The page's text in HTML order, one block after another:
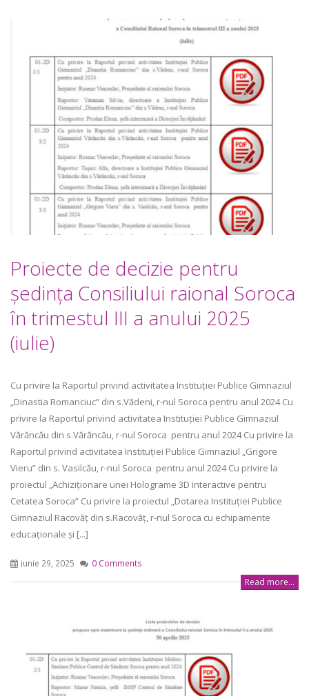
Proiecte de decizie pentru
ședința Consiliului raional Soroca
în trimestul III a anului 2025
(iulie)
Cu privire la Raportul privind activitatea Instituției Publice Gimnaziul
„Dinastia Romanciuc” din s.Vădeni, r-nul Soroca pentru anul 2024 Cu
privire la Raportul privind activitatea Instituției Publice Gimnaziul
Vărăncău din s.Vărăncău, r-nul Soroca pentru anul 2024 Cu privire la
Raportul privind activitatea Instituției Publice Gimnaziul „Grigore
Vieru” din s. Vasilcău, r-nul Soroca pentru anul 2024 Cu privire la
proiectul „Achiziționare unei Holograme 3D interactive pentru
Cetatea Soroca” Cu privire la proiectul „Dotarea Instituției Publice
Gimnaziul Racovăț din s.Racovăț, r-nul Soroca cu echipamente
educaționale și [...]
iunie 29, 2025 0 Comments
Read more...